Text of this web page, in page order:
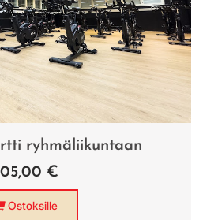
ryhmäliikuntaan
€
Ostoksille